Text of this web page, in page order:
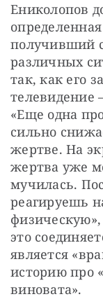
Ениколопов
получивший
различных
так, как его
телевидение
«Еще одна
сильно
жертве. На
жертва уже
мучилась.
реагируешь
это
является
историю про
виновата».